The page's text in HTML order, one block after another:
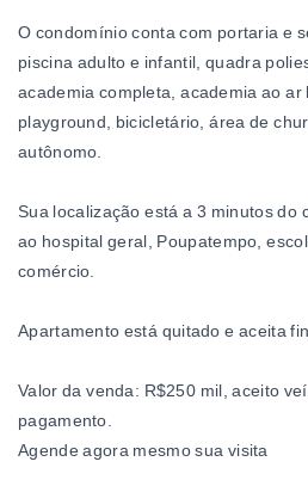
O condomínio conta com portaria e
piscina adulto e infantil, quadra
academia completa, academia ao ar
playground, bicicletário, área de
autônomo.
Sua localização está a 3 minutos do
ao hospital geral, Poupatempo,
comércio.
Apartamento está quitado e aceita
Valor da venda: R$250 mil, aceito
pagamento.
Agende agora mesmo sua visita